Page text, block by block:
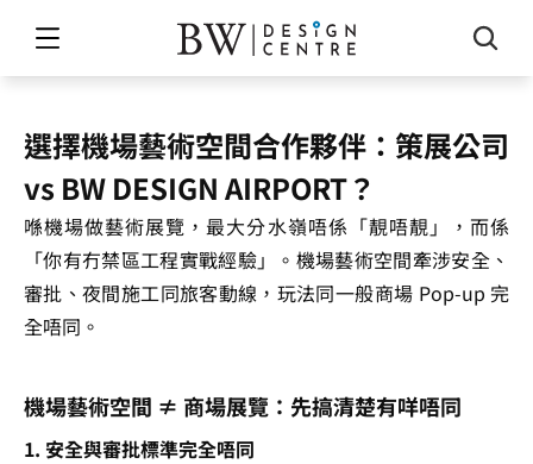
選擇機場藝術空間合作夥伴：策展公司
vs BW DESIGN AIRPORT？
喺機場做藝術展覽，最大分水嶺唔係「靚唔靚」，而係
「你有冇禁區工程實戰經驗」。機場藝術空間牽涉安全、
審批、夜間施工同旅客動線，玩法同一般商場 Pop-up 完
全唔同。
機場藝術空間 ≠ 商場展覽：先搞清楚有咩唔同
1. 安全與審批標準完全唔同